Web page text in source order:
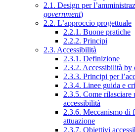
2.1. Design per
government)
2.2. L’approccio progettuale
2.2.1. Buone pratiche
2.2.2. Principi
2.3. Accessibilità
2.3.1. Definizione
2.3.2. Accessibilità by
2.3.3. Principi per
2.3.4. Linee guida e
2.3.5. Come rilasciare
accessibilità
2.3.6. Meccanismo di
attuazione
2.3.7. Obiettivi